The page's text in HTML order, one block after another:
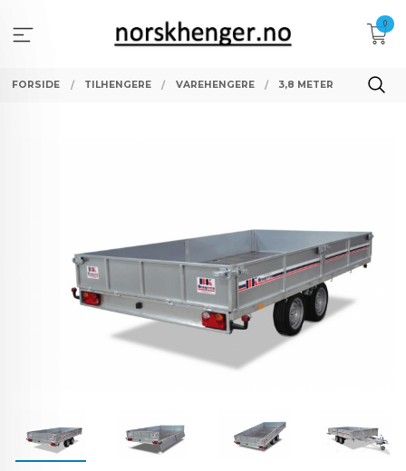
innholdet
0
FORSIDE TILHENGERE VAREHENGERE 3,8 METER